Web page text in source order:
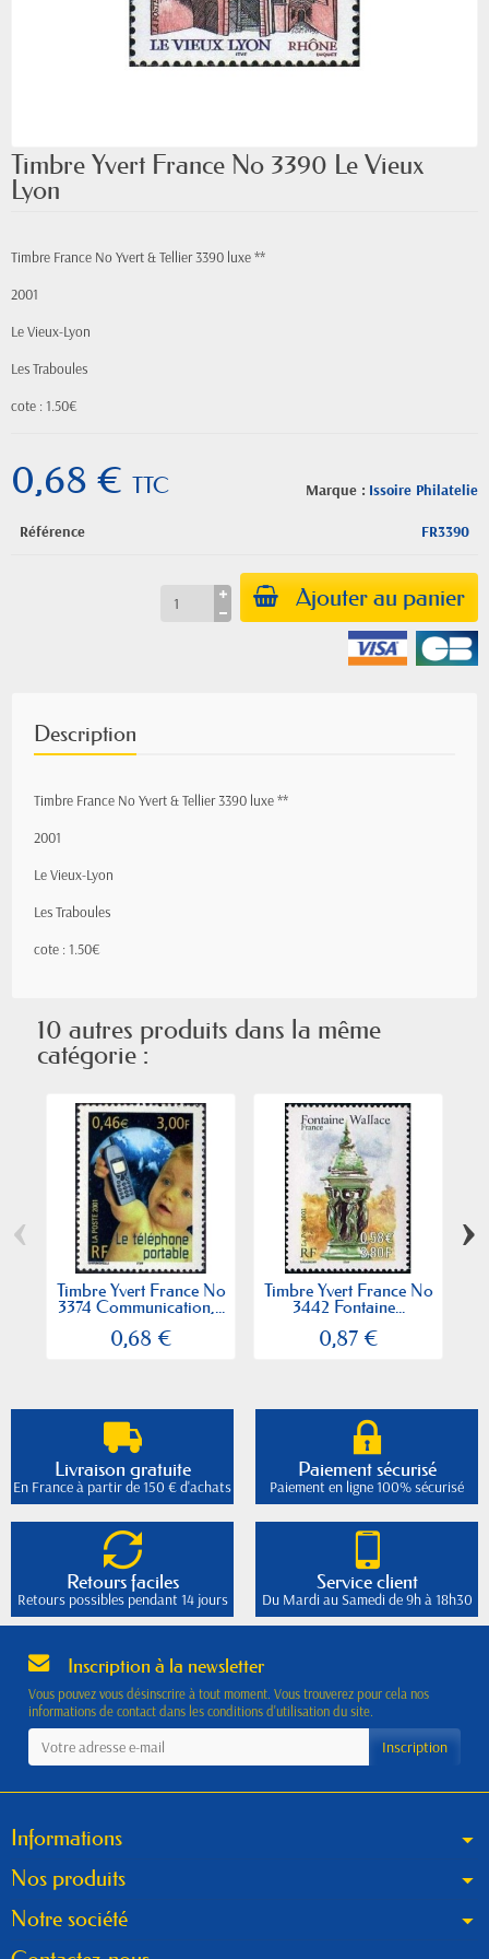
Timbre Yvert France No 3390 Le Vieux
Lyon
Timbre France No Yvert & Tellier 3390 luxe **
2001
Le Vieux-Lyon
Les Traboules
cote : 1.50€
Marque : Issoire Philatelie
0,68 € TTC
Référence FR3390
Ajouter au panier
Description
Timbre France No Yvert & Tellier 3390 luxe **
2001
Le Vieux-Lyon
Les Traboules
cote : 1.50€
10 autres produits dans la même
catégorie :
Timbre Yvert France No
3374 Communication,...
0,68 €
Timbre Yvert France No
3442 Fontaine...
0,87 €
‹ ›
Livraison gratuite
En France à partir de 150 € d'achats
Paiement sécurisé
Paiement en ligne 100% sécurisé
Retours faciles
Retours possibles pendant 14 jours
Service client
Du Mardi au Samedi de 9h à 18h30
Inscription à la newsletter
Vous pouvez vous désinscrire à tout moment. Vous trouverez pour cela nos
informations de contact dans les conditions d'utilisation du site.
Informations
Nos produits
Notre société